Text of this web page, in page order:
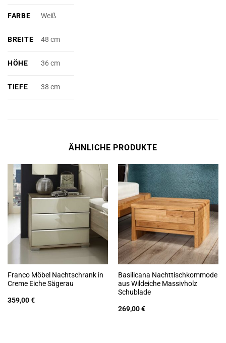
FARBE Weiß
BREITE 48 cm
HÖHE 36 cm
TIEFE 38 cm
ÄHNLICHE PRODUKTE
Franco Möbel Nachtschrank in
Creme Eiche Sägerau
359,00€
Basilicana Nachttischkommode
aus Wildeiche Massivholz
Schublade
269,00€